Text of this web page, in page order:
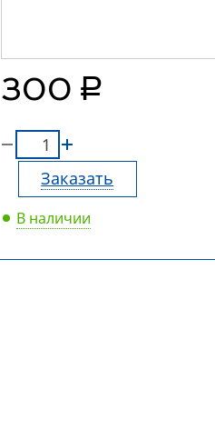
300 руб.
Заказать
В наличии